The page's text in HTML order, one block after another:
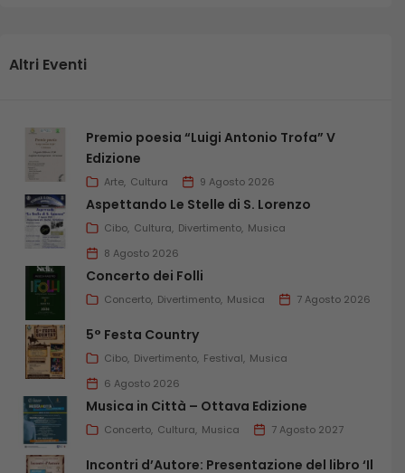
Altri Eventi
Premio poesia “Luigi Antonio Trofa” V
Edizione
Arte Cultura 9 Agosto 2026
Aspettando Le Stelle di S. Lorenzo
Cibo Cultura Divertimento Musica
8 Agosto 2026
Concerto dei Folli
Concerto Divertimento Musica 7 Agosto 2026
5° Festa Country
Cibo Divertimento Festival Musica
6 Agosto 2026
Musica in Città – Ottava Edizione
Concerto Cultura Musica 7 Agosto 2027
Incontri d’Autore: Presentazione del libro ‘Il